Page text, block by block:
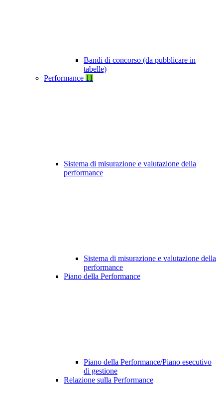
Bandi di concorso (da pubblicare in
tabelle)
Performance 11
Sistema di misurazione e valutazione della
performance
Sistema di misurazione e valutazione della
performance
Piano della Performance
Piano della Performance/Piano esecutivo
di gestione
Relazione sulla Performance